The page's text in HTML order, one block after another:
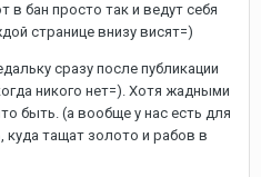
в бан просто так и ведут себя
странице внизу висят=)
сразу после публикации
никого нет=). Хотя жадными
быть. (а вообще у нас есть для
куда тащат золото и рабов в